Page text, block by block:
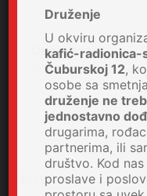
Dečje srce
http://decjesrce.rs
Next Post
Druženje
U okviru
kafić-radionica-
Čuburskoj 12,
osobe sa
druženje ne
jednostavno
drugarima,
partnerima, ili
društvo. Kod
proslave i